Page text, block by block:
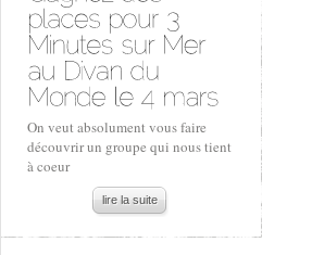
On veut absolument vous faire
découvrir un groupe qui nous tient
à coeur
lire la suite